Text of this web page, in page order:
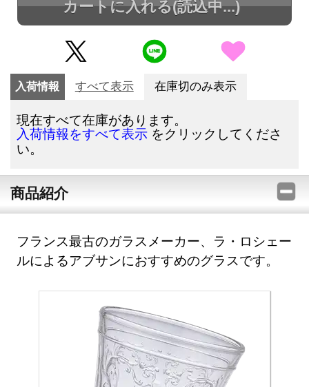
カートに入れる(読込中...)
入荷情報 すべて表示 在庫切のみ表示
現在すべて在庫があります。
入荷情報をすべて表示 をクリックしてくださ
い。
商品紹介
フランス最古のガラスメーカー、ラ・ロシェー
ルによるアブサンにおすすめのグラスです。